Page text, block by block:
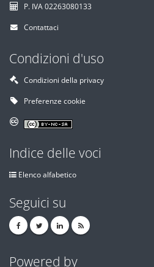
P. IVA 02263080133
Contattaci
Condizioni d'uso
Condizioni della privacy
Preferenze cookie
Indice delle voci
Elenco alfabetico
Seguici su
Powered by